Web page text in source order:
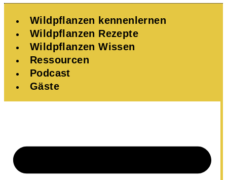
Wildpflanzen kennenlernen
Wildpflanzen Rezepte
Wildpflanzen Wissen ​
Ressourcen
Podcast
Gäste